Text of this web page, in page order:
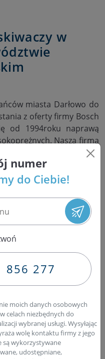
w
miasta Darłowo do
z oferty firmy Bosch
od 1994roku naprawą
Nasza firma
w której nasi
CR takich marek,
Siemens. Oprócz tego,
z aut grupy
i Skoda, naprawę
oraz pompy
także turbosprężarki.
pompowtryskiwacze są
ocenić stopień zużycia
Na tym etapie, bardzo
cyfrowy mikroskop, pod
wtryskiwacza oznacza,
na nowe, co realizowane
wtrysku. Każdy
składany jest przez
numer
do Ciebie!
856 277
moich danych osobowych
w celach niezbędnych do
wybranej usługi. Wysyłając
wolę kontaktu firmy z jego
są wykorzystywane
udostępniane,